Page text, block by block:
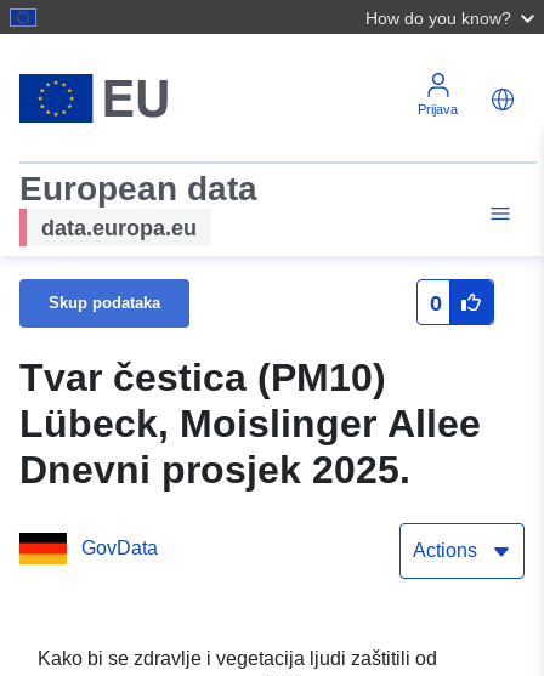
How do you know?
Prijava
European data
data.europa.eu
Skup podataka 0
Tvar čestica (PM10)
Lübeck, Moislinger Allee
Dnevni prosjek 2025.
GovData Actions
Kako bi se zdravlje i vegetacija ljudi zaštitili od